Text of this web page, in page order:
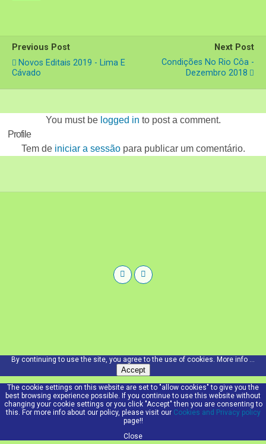
Previous Post
Novos Editais 2019 - Lima E
Cávado
Next Post
Condições No Rio Côa -
Dezembro 2018
You must be logged in to post a comment.
Profile
Tem de iniciar a sessãopara publicar um comentário.
By continuing to use the site, you agree to the use of cookies. More info ...
Accept
The cookie settings on this website are set to "allow cookies" to give you the
best browsing experience possible. If you continue to use this website without
changing your cookie settings or you click "Accept" then you are consenting to
this. For more info about our policy, please visit our Cookies and Privacy policy
page!!
Close